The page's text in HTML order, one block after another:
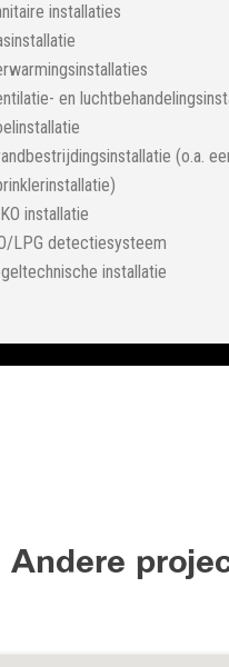
installaties
en
(o.a.
installatie
LPG detectiesysteem
installatie
Andere